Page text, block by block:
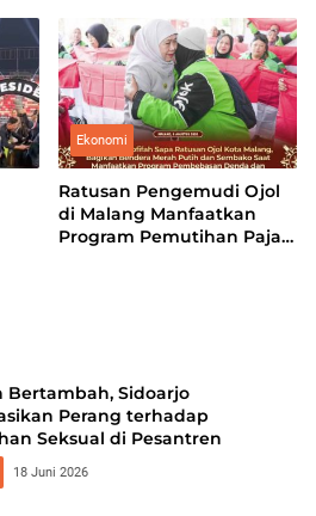
Ekonomi
Ratusan Pengemudi Ojol
di Malang Manfaatkan
Program Pemutihan Pajak
Bertambah, Sidoarjo
Perang terhadap
Seksual di Pesantren
18 Juni 2026